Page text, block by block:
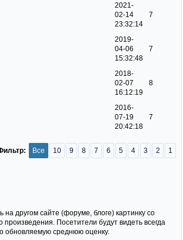
2021-
02-14
23:32:14
7
2019-
04-06
15:32:48
7
2018-
02-07
16:12:19
8
2016-
07-19
20:42:18
7
Все 10 9 8 7 6 5 4 3 2 1
другом сайте (форуме, блоге) картинку со
произведения. Посетители будут видеть всегда
обновляемую среднюю оценку.